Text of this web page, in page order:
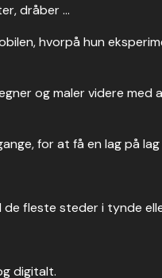
dråber …
hvorpå hun
og maler videre med
for at få en lag på
fleste steder i tynde
digitalt.